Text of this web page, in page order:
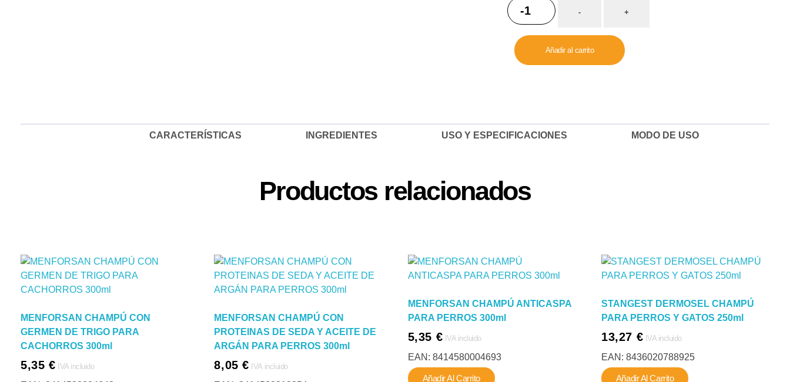
MENFORSAN
CHAMPÚ
REPELENTE
DE
INSECTOS
PERROS
300ml
- +
Añadir al carrito
CARACTERÍSTICAS INGREDIENTES USO Y ESPECIFICACIONES MODO DE USO
Productos relacionados
MENFORSAN CHAMPÚ CON
GERMEN DE TRIGO PARA
CACHORROS 300ml
5,35 € IVA incluido
MENFORSAN CHAMPÚ CON
PROTEINAS DE SEDA Y ACEITE DE
ARGÁN PARA PERROS 300ml
8,05€ IVA incluido
MENFORSAN CHAMPÚ ANTICASPA
PARA PERROS 300ml
5,35 € IVA incluido
EAN: 8414580004693
Añadir Al Carrito
STANGEST DERMOSEL CHAMPÚ
PARA PERROS Y GATOS 250ml
13,27 € IVA incluido
EAN: 8436020788925
Añadir Al Carrito